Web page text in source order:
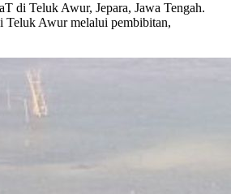
di Teluk Awur, Jepara, Jawa Tengah.
Teluk Awur melalui pembibitan,